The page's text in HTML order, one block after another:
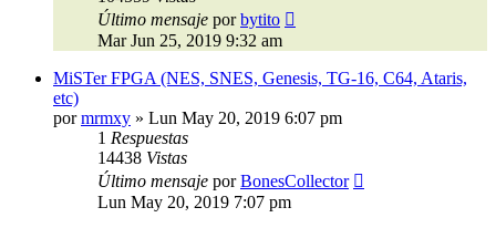
Último mensaje porbytito
Mar Jun 25, 2019 9:32 am
MiSTer FPGA (NES, SNES, Genesis, TG-16, C64, Ataris,
etc)
pormrmxy » Lun May 20, 2019 6:07 pm
1 Respuestas
14438 Vistas
Último mensaje porBonesCollector
Lun May 20, 2019 7:07 pm